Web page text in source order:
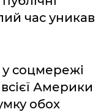
час уникав
у соцмережі
Америки
обох